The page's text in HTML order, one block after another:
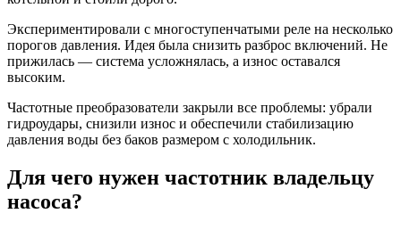
Экспериментировали с многоступенчатыми реле на несколько
порогов давления. Идея была снизить разброс включений. Не
прижилась — система усложнялась, а износ оставался
высоким.
Частотные преобразователи закрыли все проблемы: убрали
гидроудары, снизили износ и обеспечили стабилизацию
давления воды без баков размером с холодильник.
Для чего нужен частотник владельцу
насоса?